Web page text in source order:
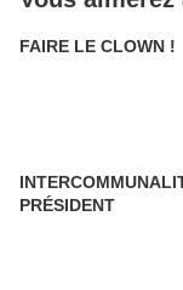
FAIRE LE CLOWN !
PRÉSIDENT